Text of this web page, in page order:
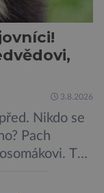
3.8.2026
Nikdo se
Pach
Ten